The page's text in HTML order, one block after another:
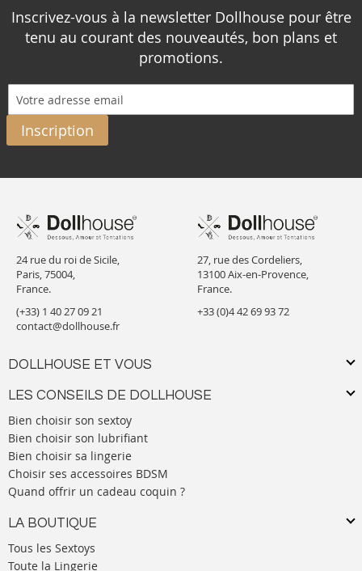
Inscrivez-vous à la newsletter Dollhouse pour être
tenu au courant des nouveautés, bon plans et
promotions.
Inscription
24 rue du roi de Sicile,
Paris, 75004,
France.
(+33) 1 40 27 09 21
contact@dollhouse.fr
DOLLHOUSE ET VOUS
LES CONSEILS DE DOLLHOUSE
Bien choisir son sextoy
Bien choisir son lubrifiant
Bien choisir sa lingerie
Choisir ses accessoires BDSM
Quand offrir un cadeau coquin ?
LA BOUTIQUE
Tous les Sextoys
Toute la Lingerie
27, rue des Cordeliers,
13100 Aix-en-Provence,
France.
+33 (0)4 42 69 93 72